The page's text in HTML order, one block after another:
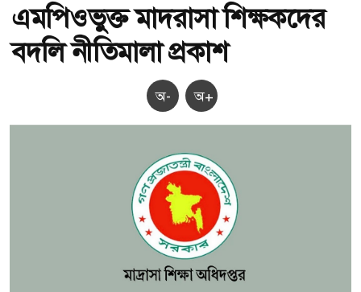
এমপিওভুক্ত মাদরাসা শিক্ষকদের
বদলি নীতিমালা প্রকাশ
অ- অ+